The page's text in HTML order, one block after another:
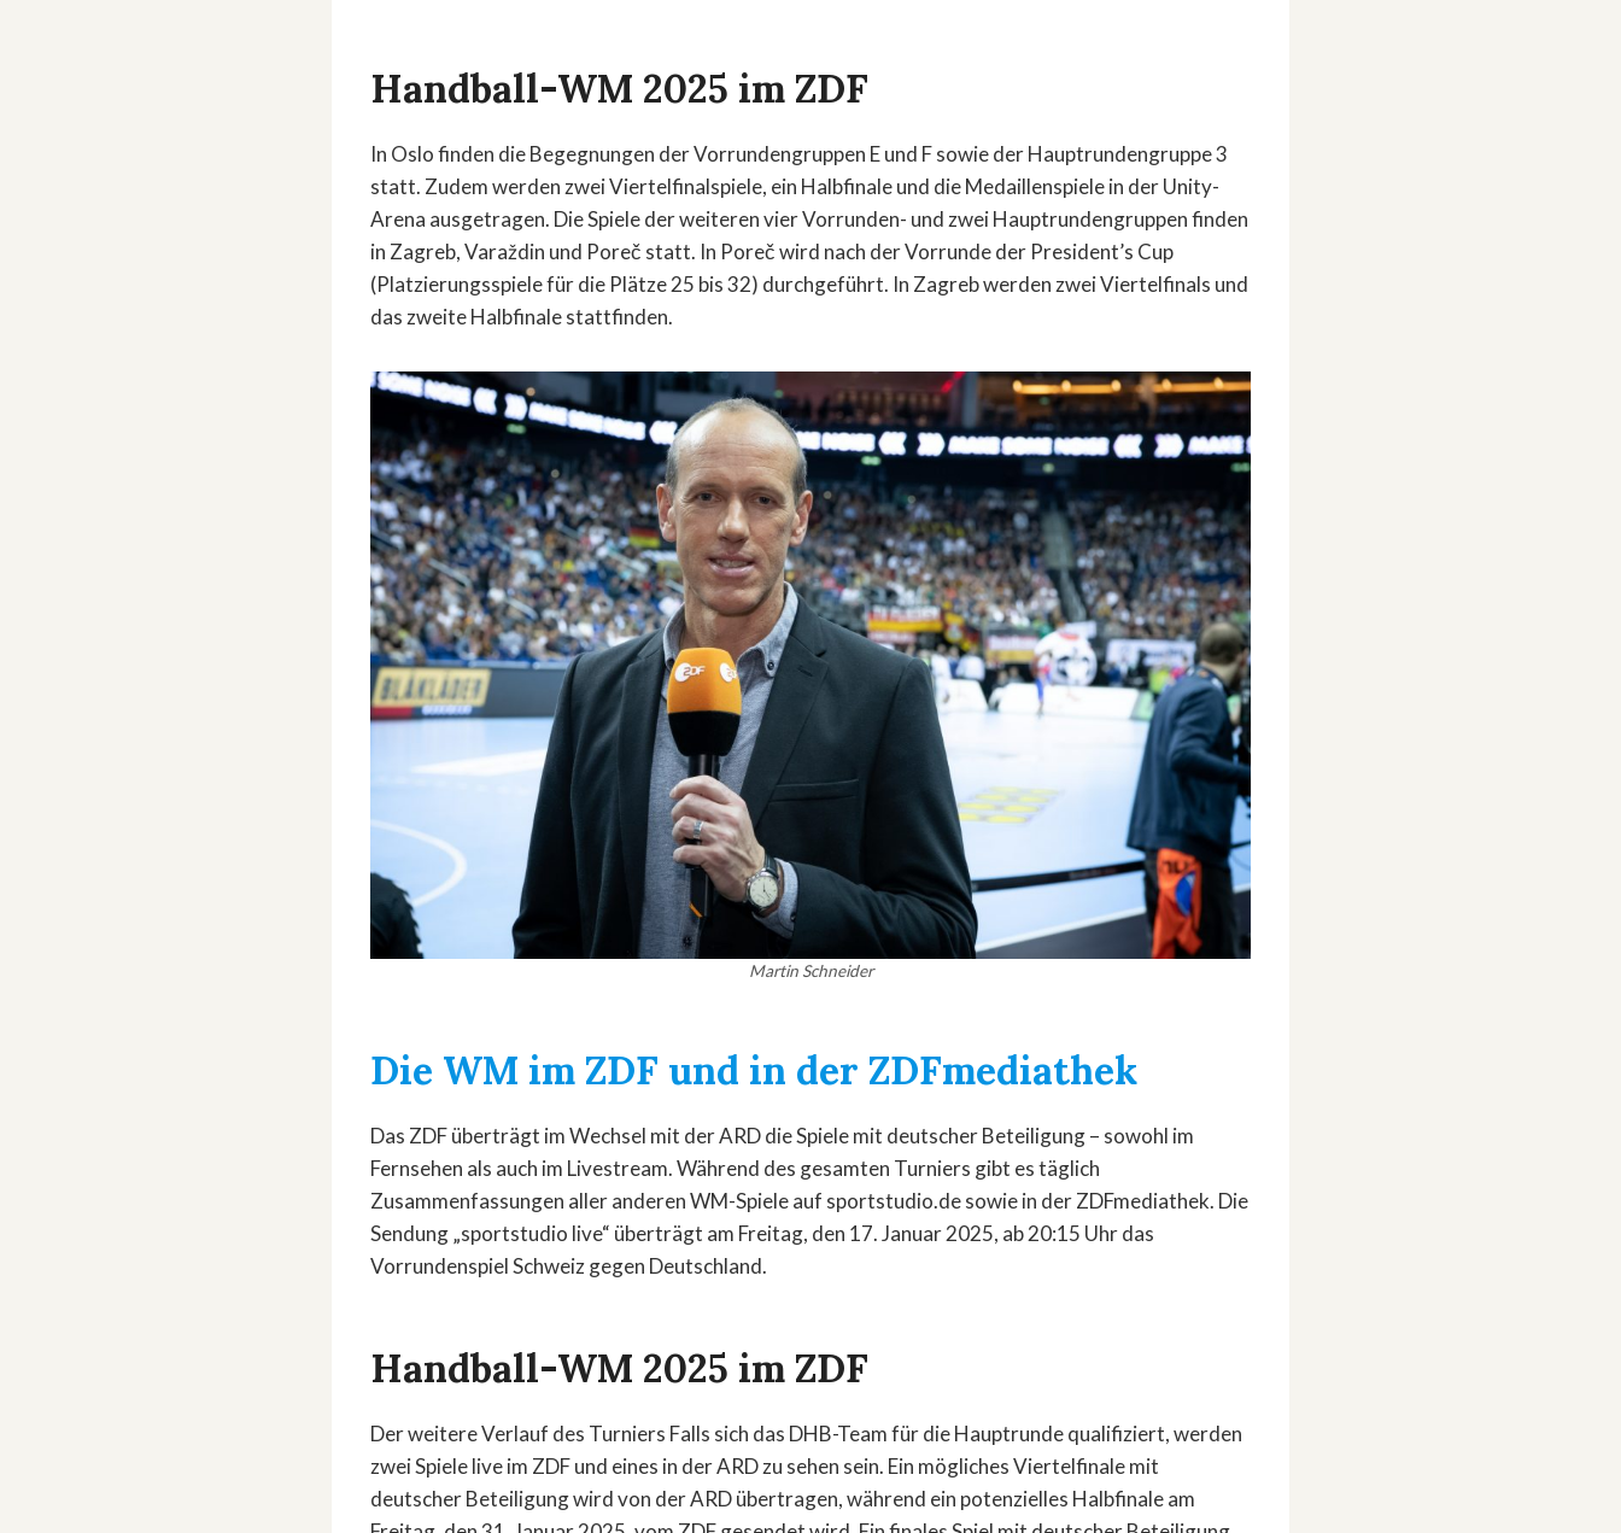
Handball-WM 2025 im ZDF
In Oslo finden die Begegnungen der Vorrundengruppen E und F sowie der Hauptrundengruppe 3
statt. Zudem werden zwei Viertelfinalspiele, ein Halbfinale und die Medaillenspiele in der Unity-
Arena ausgetragen. Die Spiele der weiteren vier Vorrunden- und zwei Hauptrundengruppen finden
in Zagreb, Varaždin und Poreč statt. In Poreč wird nach der Vorrunde der President’s Cup
(Platzierungsspiele für die Plätze 25 bis 32) durchgeführt. In Zagreb werden zwei Viertelfinals und
das zweite Halbfinale stattfinden.
Martin Schneider
Die WM im ZDF und in der ZDFmediathek
Das ZDF überträgt im Wechsel mit der ARD die Spiele mit deutscher Beteiligung – sowohl im
Fernsehen als auch im Livestream. Während des gesamten Turniers gibt es täglich
Zusammenfassungen aller anderen WM-Spiele auf sportstudio.de sowie in der ZDFmediathek. Die
Sendung „sportstudio live“ überträgt am Freitag, den 17. Januar 2025, ab 20:15 Uhr das
Vorrundenspiel Schweiz gegen Deutschland.
Handball-WM 2025 im ZDF
Der weitere Verlauf des Turniers Falls sich das DHB-Team für die Hauptrunde qualifiziert, werden
zwei Spiele live im ZDF und eines in der ARD zu sehen sein. Ein mögliches Viertelfinale mit
deutscher Beteiligung wird von der ARD übertragen, während ein potenzielles Halbfinale am